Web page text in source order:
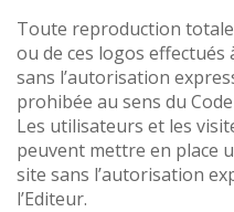
Toute reproduction
ou de ces logos
sans l’autorisation
prohibée au sens du
Les utilisateurs et les
peuvent mettre en place
site sans l’autorisation
l’Editeur.